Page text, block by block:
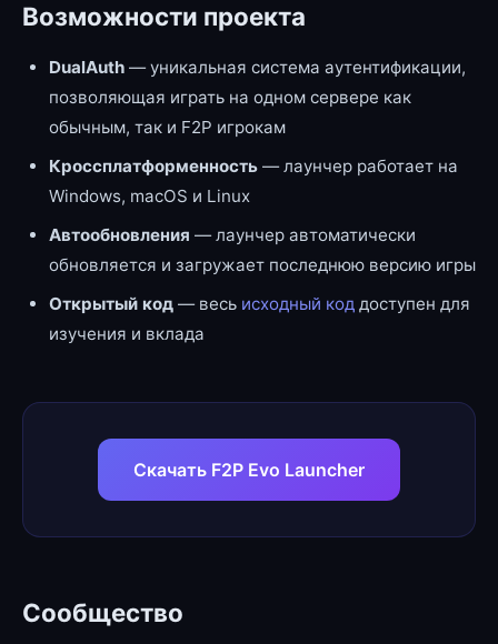
Возможности проекта
DualAuth — уникальная система аутентификации,
позволяющая играть на одном сервере как
обычным, так и F2P игрокам
Кроссплатформенность — лаунчер работает на
Windows, macOS и Linux
Автообновления — лаунчер автоматически
обновляется и загружает последнюю версию игры
Открытый код — весь исходный код доступен для
изучения и вклада
Скачать F2P Evo Launcher
Сообщество